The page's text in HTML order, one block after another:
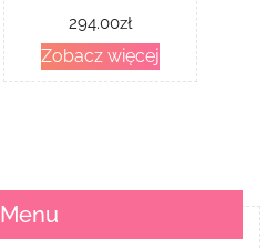
294.00zł
Zobacz więcej
Menu